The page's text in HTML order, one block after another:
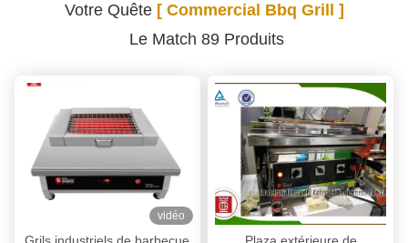
Votre Quête [ Commercial Bbq Grill ]
Le Match 89 Produits
vidéo